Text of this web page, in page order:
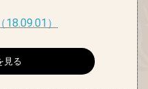
（18.09.01）
見る